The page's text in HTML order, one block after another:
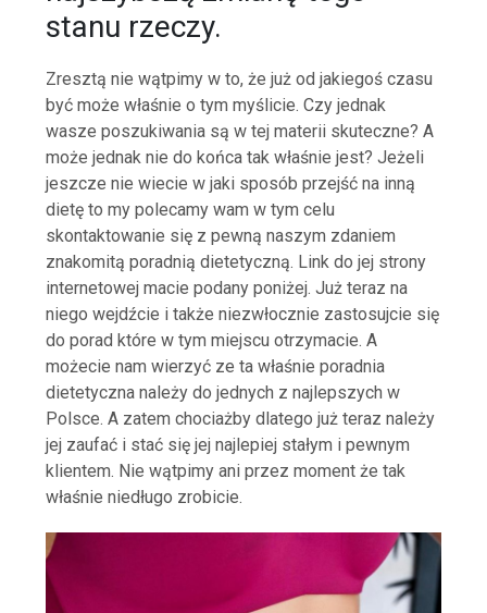
stanu rzeczy.
Zresztą nie wątpimy w to, że już od jakiegoś czasu
być może właśnie o tym myślicie. Czy jednak
wasze poszukiwania są w tej materii skuteczne? A
może jednak nie do końca tak właśnie jest? Jeżeli
jeszcze nie wiecie w jaki sposób przejść na inną
dietę to my polecamy wam w tym celu
skontaktowanie się z pewną naszym zdaniem
znakomitą poradnią dietetyczną. Link do jej strony
internetowej macie podany poniżej. Już teraz na
niego wejdźcie i także niezwłocznie zastosujcie się
do porad które w tym miejscu otrzymacie. A
możecie nam wierzyć ze ta właśnie poradnia
dietetyczna należy do jednych z najlepszych w
Polsce. A zatem chociażby dlatego już teraz należy
jej zaufać i stać się jej najlepiej stałym i pewnym
klientem. Nie wątpimy ani przez moment że tak
właśnie niedługo zrobicie.